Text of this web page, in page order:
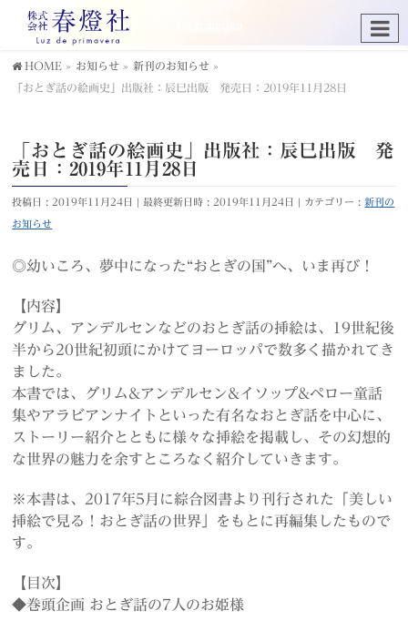
HOME » お知らせ » 新刊のお知らせ »
「おとぎ話の絵画史」出版社：辰巳出版 発売日：2019年11月28日
「おとぎ話の絵画史」出版社：辰巳出版 発
売日：2019年11月28日
投稿日 : 2019年11月24日 最終更新日時 : 2019年11月24日 カテゴリー :新刊の
お知らせ
◎幼いころ、夢中になった“おとぎの国”へ、いま再び！
【内容】
グリム、アンデルセンなどのおとぎ話の挿絵は、19世紀後
半から20世紀初頭にかけてヨーロッパで数多く描かれてき
ました。
本書では、グリム&アンデルセン&イソップ&ペロー童話
集やアラビアンナイトといった有名なおとぎ話を中心に、
ストーリー紹介とともに様々な挿絵を掲載し、その幻想的
な世界の魅力を余すところなく紹介していきます。
※本書は、2017年5月に綜合図書より刊行された「美しい
挿絵で見る！おとぎ話の世界」をもとに再編集したもので
す。
【目次】
◆巻頭企画 おとぎ話の7人のお姫様